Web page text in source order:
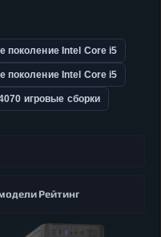
поколение Intel Core i5
поколение Intel Core i5
игровые сборки
Рейтинг